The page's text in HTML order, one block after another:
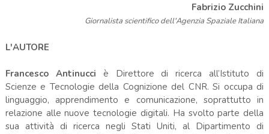
Fabrizio Zucchini
Giornalista scientifico dell'Agenzia Spaziale Italiana
L'AUTORE
Francesco Antinucci è Direttore di ricerca all’Istituto di
Scienze e Tecnologie della Cognizione del CNR. Si occupa di
linguaggio, apprendimento e comunicazione, soprattutto in
relazione alle nuove tecnologie digitali. Ha svolto parte della
sua attività di ricerca negli Stati Uniti, al Dipartimento di